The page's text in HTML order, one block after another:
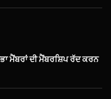
ਮੈਂਬਰਾਂ ਦੀ ਮੈਂਬਰਸ਼ਿਪ ਰੱਦ ਕਰਨ